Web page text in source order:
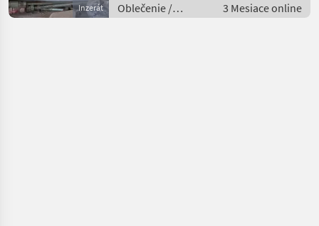
Inzerát
Oblečenie /
Poľnohospodárstvo
3 Mesiace online